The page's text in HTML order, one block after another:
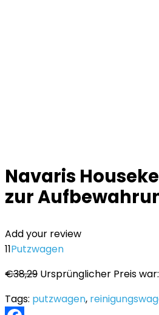
Navaris
zur
Add your review
11Putzwagen
€38,29 Ursprünglicher Preis
Tags: putzwagen,